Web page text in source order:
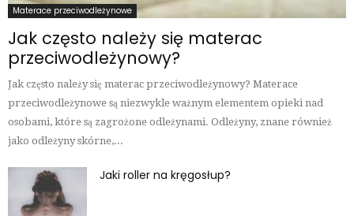
Materace przeciwodleżynowe
Jak często należy się materac
przeciwodleżynowy?
Jak często należy się materac przeciwodleżynowy? Materace
przeciwodleżynowe są niezwykle ważnym elementem opieki nad
osobami, które są zagrożone odleżynami. Odleżyny, znane również
jako odleżyny skórne,...
Jaki roller na kręgosłup?